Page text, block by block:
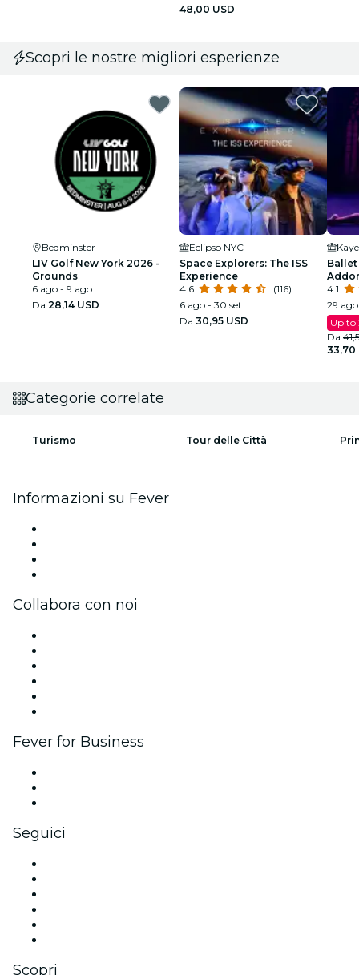
48,00 USD
Scopri le nostre migliori esperienze
Bedminster
LIV Golf New York 2026 -
Grounds
6 ago - 9 ago
Da 28,14 USD
Eclipso NYC
Space Explorers: The ISS
Experience
4.6
(116)
6 ago - 30 set
Da 30,95 USD
Ballet
4.1
29
Up to
Da
33,70
Categorie correlate
Turismo Tour delle Città
Informazioni su Fever
Collabora con noi
Fever for Business
Seguici
Scopri